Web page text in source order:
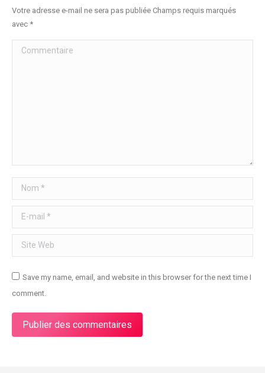
Votre adresse e-mail ne sera pas publiée Champs requis marqués
avec *
Commentaire
Nom *
E-mail *
Site Web
Save my name, email, and website in this browser for the next time I
comment.
Publier des commentaires